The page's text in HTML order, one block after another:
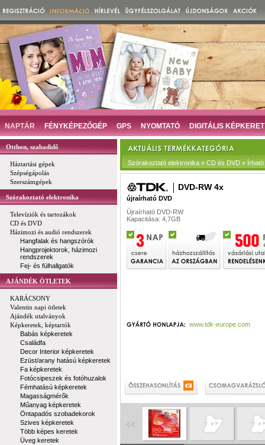
NAPTÁR FÉNYKÉPEZŐGÉP GPS NYOMTATÓ DIGITÁLIS KÉPKERET
Otthon, szabadidő
Háztartási gépek
Szépségápolás
Szerszámgépek
Szórakoztató elektronika
Televíziók és tartozákok
CD és DVD
Házimozi és audió rendszerek
Hangfalak és hangszórók
Hangprojektorok, házimozi
rendszerek
Fej- és fülhallgatók
AJÁNDÉK ÖTLETEK
KARÁCSONY
Valentin napi ötletek
Ajándék utalványok
Képkeretek, képtartók
Babás képkeretek
Családfa
Decor Interior képkeretek
Ezüst/arany hatású képkeretek
Fa képkeretek
Fotócsipeszek és fotóhuzalok
Fémhatású képkeretek
Magasságmérők
Műanyag képkeretek
Öntapadós szobadekorok
Szives képkeretek
Több képes keretek
Üveg keretek
Szórakoztató elektronika » CD és DVD » Írható
DVD-RW 4x
újraírható DVD
Újraírható DVD-RW
Kapacitása: 4,7GB
www.tdk-europe.com